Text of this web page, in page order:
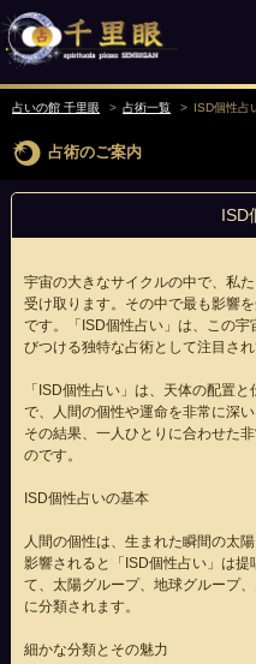
占いの館 千里眼 占術一覧 ISD個性占
占術のご案内
ISD
宇宙の大きなサイクルの中で、私
受け取ります。その中で最も影響
です。「ISD個性占い」は、この
びつける独特な占術として注目され
「ISD個性占い」は、天体の配置
で、人間の個性や運命を非常に深
その結果、一人ひとりに合わせた
のです。
ISD個性占いの基本
人間の個性は、生まれた瞬間の太
影響されると「ISD個性占い」は
て、太陽グループ、地球グループ
に分類されます。
細かな分類とその魅力